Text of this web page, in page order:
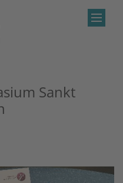
Sankt